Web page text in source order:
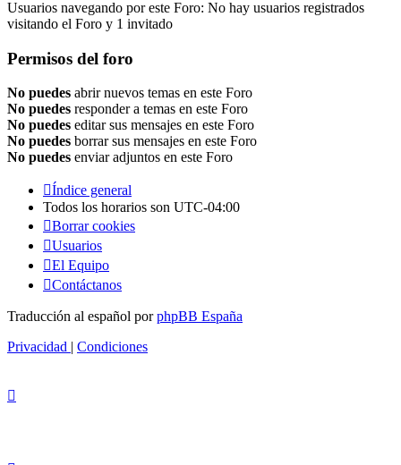
Usuarios navegando por este Foro: No hay usuarios registrados
visitando el Foro y 1 invitado
Permisos del foro
No puedes abrir nuevos temas en este Foro
No puedes responder a temas en este Foro
No puedes editar sus mensajes en este Foro
No puedes borrar sus mensajes en este Foro
No puedes enviar adjuntos en este Foro
Índice general
Todos los horarios son UTC-04:00
Borrar cookies
Usuarios
El Equipo
Contáctanos
Traducción al español porphpBB España
Privacidad | Condiciones